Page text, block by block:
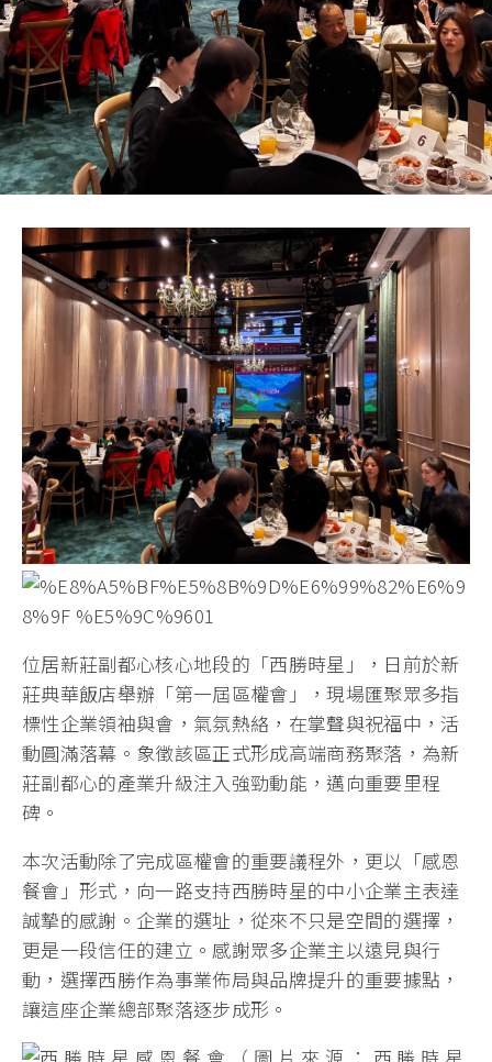
位居新莊副都心核心地段的「西勝時星」，日前於新
莊典華飯店舉辦「第一屆區權會」，現場匯聚眾多指
標性企業領袖與會，氣氛熱絡，在掌聲與祝福中，活
動圓滿落幕。象徵該區正式形成高端商務聚落，為新
莊副都心的產業升級注入強勁動能，邁向重要里程
碑。
本次活動除了完成區權會的重要議程外，更以「感恩
餐會」形式，向一路支持西勝時星的中小企業主表達
誠摯的感謝。企業的選址，從來不只是空間的選擇，
更是一段信任的建立。感謝眾多企業主以遠見與行
動，選擇西勝作為事業佈局與品牌提升的重要據點，
讓這座企業總部聚落逐步成形。